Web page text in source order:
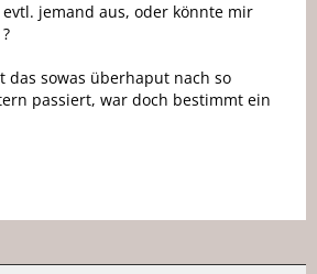
jemand aus, oder könnte mir
das sowas überhaput nach so
passiert, war doch bestimmt ein